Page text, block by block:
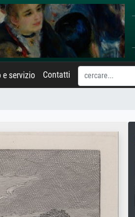
e servizio Contatti